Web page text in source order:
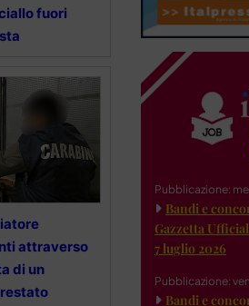
fuori
attraverso
di un
Pubblicazione:
Bandi e
Gazzetta
7 luglio 2026
Pubblicazione:
Bandi e